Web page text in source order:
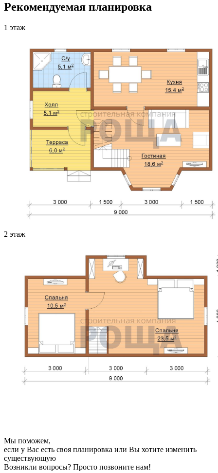
Рекомендуемая планировка
1 этаж
2 этаж
Мы поможем,
если у Вас есть своя планировка или Вы хотите изменить
существующую
Возникли вопросы? Просто позвоните нам!